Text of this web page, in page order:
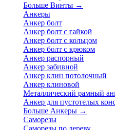
Больше Винты →
Анкеры
Анкер болт
Анкер болт с гайкой
Анкер болт с кольцом
Анкер болт с крюком
Анкер распорный
Анкер забивной
Анкер клин потолочный
Анкер клиновой
Металлический рамный
Анкер для пустотелых
Больше Анкеры →
Саморезы
Саморезы по дереву